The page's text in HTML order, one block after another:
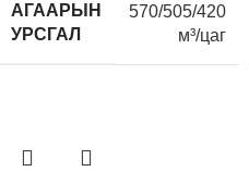
АГААРЫН
УРСГАЛ
570/505/420
м³/цаг